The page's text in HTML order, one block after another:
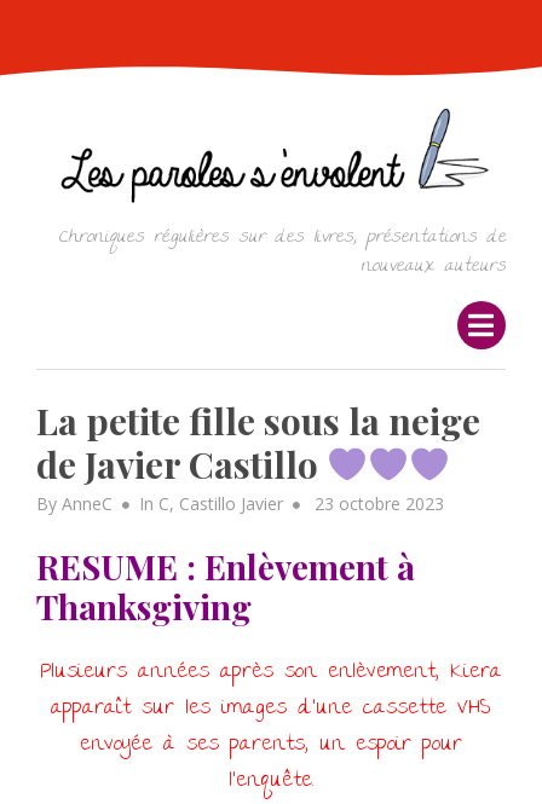
content
Chroniques régulières sur des livres, présentations de
nouveaux auteurs
La petite fille sous la neige
de Javier Castillo
By AnneC In C, Castillo Javier
Posted
23 octobre 2023
RESUME : Enlèvement à
Thanksgiving
Plusieurs années après son enlèvement, Kiera
apparaît sur les images d’une cassette VHS
envoyée à ses parents, un espoir pour
l’enquête.